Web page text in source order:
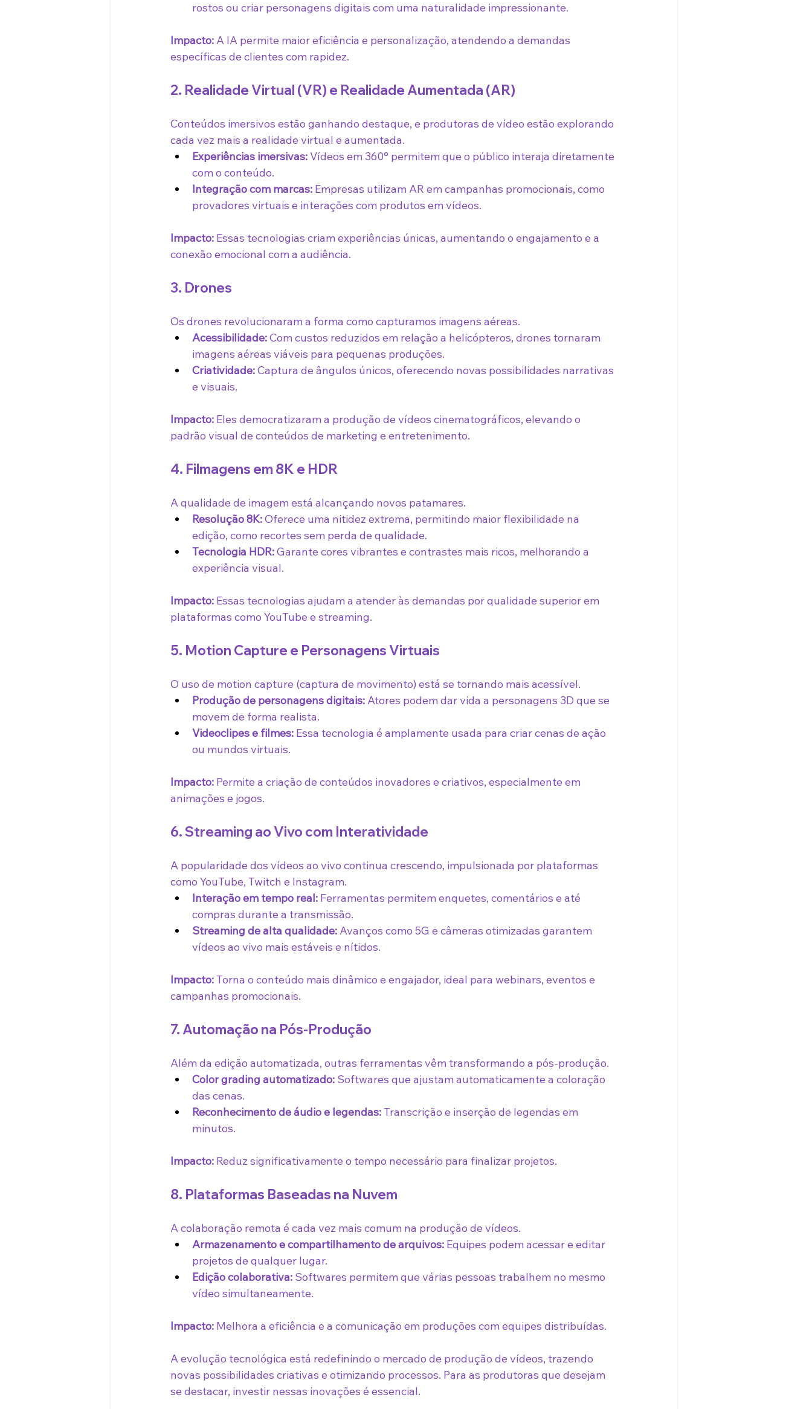
rostos ou criar personagens digitais com uma naturalidade impressionante.
Impacto: A IA permite maior eficiência e personalização, atendendo a demandas
específicas de clientes com rapidez.
2. Realidade Virtual (VR) e Realidade Aumentada (AR)
Conteúdos imersivos estão ganhando destaque, e produtoras de vídeo estão explorando
cada vez mais a realidade virtual e aumentada.
Experiências imersivas: Vídeos em 360° permitem que o público interaja diretamente
com o conteúdo.
Integração com marcas: Empresas utilizam AR em campanhas promocionais, como
provadores virtuais e interações com produtos em vídeos.
Impacto: Essas tecnologias criam experiências únicas, aumentando o engajamento e a
conexão emocional com a audiência.
3. Drones
Os drones revolucionaram a forma como capturamos imagens aéreas.
Acessibilidade: Com custos reduzidos em relação a helicópteros, drones tornaram
imagens aéreas viáveis para pequenas produções.
Criatividade: Captura de ângulos únicos, oferecendo novas possibilidades narrativas
e visuais.
Impacto: Eles democratizaram a produção de vídeos cinematográficos, elevando o
padrão visual de conteúdos de marketing e entretenimento.
4. Filmagens em 8K e HDR
A qualidade de imagem está alcançando novos patamares.
Resolução 8K: Oferece uma nitidez extrema, permitindo maior flexibilidade na
edição, como recortes sem perda de qualidade.
Tecnologia HDR: Garante cores vibrantes e contrastes mais ricos, melhorando a
experiência visual.
Impacto: Essas tecnologias ajudam a atender às demandas por qualidade superior em
plataformas como YouTube e streaming.
5. Motion Capture e Personagens Virtuais
O uso de motion capture (captura de movimento) está se tornando mais acessível.
Produção de personagens digitais: Atores podem dar vida a personagens 3D que se
movem de forma realista.
Videoclipes e filmes: Essa tecnologia é amplamente usada para criar cenas de ação
ou mundos virtuais.
Impacto: Permite a criação de conteúdos inovadores e criativos, especialmente em
animações e jogos.
6. Streaming ao Vivo com Interatividade
A popularidade dos vídeos ao vivo continua crescendo, impulsionada por plataformas
como YouTube, Twitch e Instagram.
Interação em tempo real: Ferramentas permitem enquetes, comentários e até
compras durante a transmissão.
Streaming de alta qualidade: Avanços como 5G e câmeras otimizadas garantem
vídeos ao vivo mais estáveis e nítidos.
Impacto: Torna o conteúdo mais dinâmico e engajador, ideal para webinars, eventos e
campanhas promocionais.
7. Automação na Pós-Produção
Além da edição automatizada, outras ferramentas vêm transformando a pós-produção.
Color grading automatizado: Softwares que ajustam automaticamente a coloração
das cenas.
Reconhecimento de áudio e legendas: Transcrição e inserção de legendas em
minutos.
Impacto: Reduz significativamente o tempo necessário para finalizar projetos.
8. Plataformas Baseadas na Nuvem
A colaboração remota é cada vez mais comum na produção de vídeos.
Armazenamento e compartilhamento de arquivos: Equipes podem acessar e editar
projetos de qualquer lugar.
Edição colaborativa: Softwares permitem que várias pessoas trabalhem no mesmo
vídeo simultaneamente.
Impacto: Melhora a eficiência e a comunicação em produções com equipes distribuídas.
A evolução tecnológica está redefinindo o mercado de produção de vídeos, trazendo
novas possibilidades criativas e otimizando processos. Para as produtoras que desejam
se destacar, investir nessas inovações é essencial.